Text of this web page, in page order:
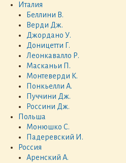
Италия
Беллини В.
Верди Дж.
Джордано У.
Доницетти Г.
Леонкавалло Р.
Масканьи П.
Монтеверди К.
Понкьелли А.
Пуччини Дж.
Россини Дж.
Польша
Монюшко С.
Падеревский И.
Россия
Аренский А.